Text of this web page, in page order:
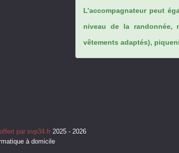
L’accompagnateur peut
niveau de la randonnée,
vêtements adaptés),
par svp34.fr 2025 - 2026
à domicile